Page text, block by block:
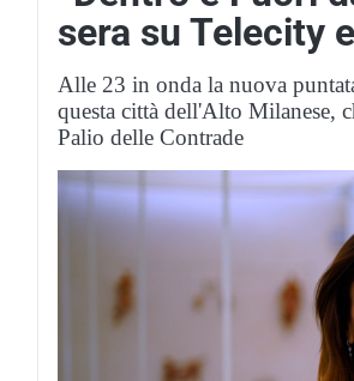
sera su Telecity
Alle 23 in onda la nuova
questa città dell'Alto Milanese,
Palio delle Contrade